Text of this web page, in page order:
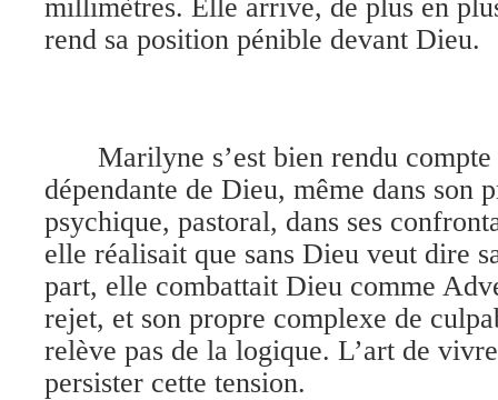
millimètres. Elle arrive, de plus en
rend sa position pénible devant Dieu.
Marilyne s’est bien rendu
dépendante de Dieu, même dans son
psychique, pastoral, dans ses
elle réalisait que sans Dieu veut dire
part, elle combattait Dieu comme
rejet, et son propre complexe de
relève pas de la logique. L’art de
persister cette tension.